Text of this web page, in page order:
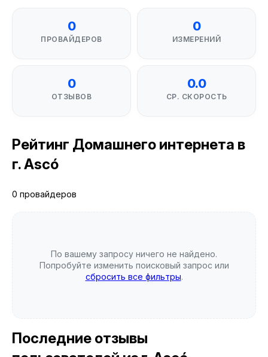
0
ПРОВАЙДЕРОВ
0
ИЗМЕРЕНИЙ
0
ОТЗЫВОВ
0.0
СР. СКОРОСТЬ
Рейтинг Домашнего интернета в
г. Ascó
0 провайдеров
По вашему запросу ничего не найдено.
Попробуйте изменить поисковый запрос или
сбросить все фильтры.
Последние отзывы